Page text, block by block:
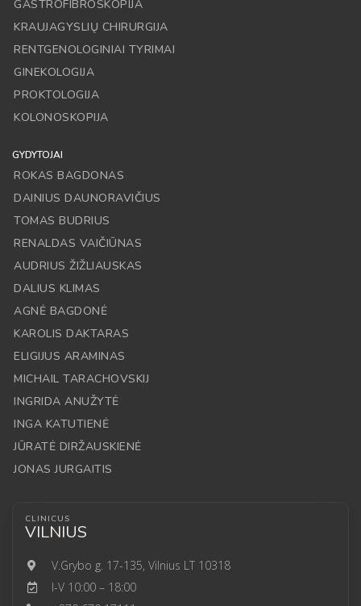
GASTROFIBROSKOPIJA
KRAUJAGYSLIŲ CHIRURGIJA
RENTGENOLOGINIAI TYRIMAI
GINEKOLOGIJA
PROKTOLOGIJA
KOLONOSKOPIJA
GYDYTOJAI
ROKAS BAGDONAS
DAINIUS DAUNORAVIČIUS
TOMAS BUDRIUS
RENALDAS VAIČIŪNAS
AUDRIUS ŽIŽLIAUSKAS
DALIUS KLIMAS
AGNĖ BAGDONĖ
KAROLIS DAKTARAS
ELIGIJUS ARAMINAS
MICHAIL TARACHOVSKIJ
INGRIDA ANUŽYTĖ
INGA KATUTIENĖ
JŪRATĖ DIRŽAUSKIENĖ
JONAS JURGAITIS
CLINICUS
VILNIUS
V.Grybo g. 17-135, Vilnius LT 10318
I-V 10:00 – 18:00